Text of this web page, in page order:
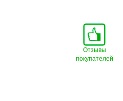
Отзывы
покупателей